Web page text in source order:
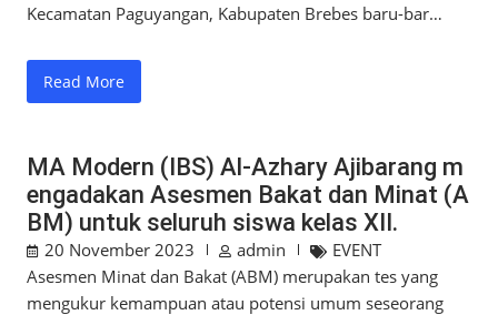
Kecamatan Paguyangan, Kabupaten Brebes baru-bar…
Read More
MA Modern (IBS) Al-Azhary Ajibarang m
engadakan Asesmen Bakat dan Minat (A
BM) untuk seluruh siswa kelas XII.
20 November 2023 admin
EVENT
Asesmen Minat dan Bakat (ABM) merupakan tes yang
mengukur kemampuan atau potensi umum seseorang